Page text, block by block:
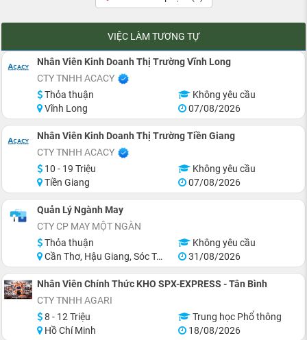
VIỆC LÀM TƯƠNG TỰ
Nhân Viên Kinh Doanh Thị Trường Vĩnh Long
CTY TNHH ACACY
Thỏa thuận
Không yêu cầu
Vĩnh Long
07/08/2026
Nhân Viên Kinh Doanh Thị Trường Tiền Giang
CTY TNHH ACACY
10 - 19 Triệu
Không yêu cầu
Tiền Giang
07/08/2026
Quản Lý Ngành May
CTY CP MAY MỘT NGÀN
Thỏa thuận
Không yêu cầu
Cần Thơ, Hậu Giang, Sóc Trăng
31/08/2026
Nhân Viên Chính Thức KHO SPX-EXPRESS - Tân Bình
CTY TNHH AGARI
8 - 12 Triệu
Trung học Phổ thông
Hồ Chí Minh
18/08/2026